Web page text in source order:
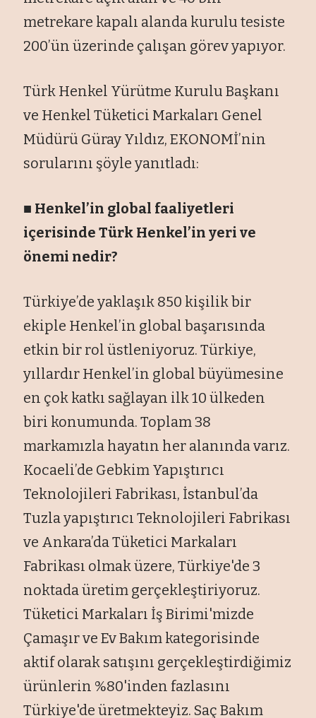
metrekare kapalı alanda kurulu tesiste
200’ün üzerinde çalışan görev yapıyor.
Türk Henkel Yürütme Kurulu Başkanı
ve Henkel Tüketici Markaları Genel
Müdürü Güray Yıldız, EKONOMİ’nin
sorularını şöyle yanıtladı:
■ Henkel’in global faaliyetleri
içerisinde Türk Henkel’in yeri ve
önemi nedir?
Türkiye’de yaklaşık 850 kişilik bir
ekiple Henkel’in global başarısında
etkin bir rol üstleniyoruz. Türkiye,
yıllardır Henkel’in global büyümesine
en çok katkı sağlayan ilk 10 ülkeden
biri konumunda. Toplam 38
markamızla hayatın her alanında varız.
Kocaeli’de Gebkim Yapıştırıcı
Teknolojileri Fabrikası, İstanbul’da
Tuzla yapıştırıcı Teknolojileri Fabrikası
ve Ankara’da Tüketici Markaları
Fabrikası olmak üzere, Türkiye'de 3
noktada üretim gerçekleştiriyoruz.
Tüketici Markaları İş Birimi'mizde
Çamaşır ve Ev Bakım kategorisinde
aktif olarak satışını gerçekleştirdiğimiz
ürünlerin %80'inden fazlasını
Türkiye'de üretmekteyiz. Saç Bakım